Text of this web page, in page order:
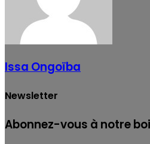
Issa Ongoïba
Newsletter
Abonnez-vous à notre